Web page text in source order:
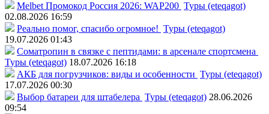
Melbet Промокод Россия 2026: WAP200 Туры (eteqagot)
02.08.2026 16:59
Реально помог, спасибо огромное! Туры (eteqagot)
19.07.2026 01:43
Соматропин в связке с пептидами: в арсенале спортсмена
Туры (eteqagot) 18.07.2026 16:18
АКБ для погрузчиков: виды и особенности Туры (eteqagot)
17.07.2026 00:30
Выбор батареи для штабелера Туры (eteqagot) 28.06.2026
09:54